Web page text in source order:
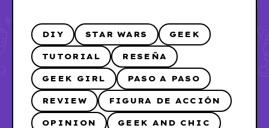
DIY STAR WARS GEEK
TUTORIAL RESEÑA
GEEK GIRL PASO A PASO
REVIEW FIGURA DE ACCIÓN
OPINION GEEK AND CHIC